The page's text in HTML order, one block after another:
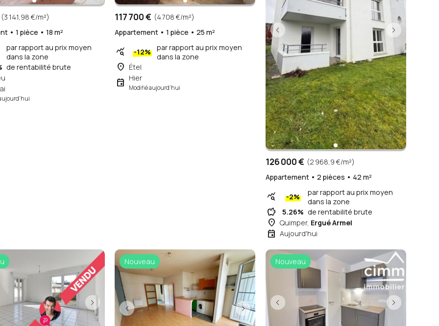
(3 141,98 €/m²)
• 1 pièce • 18 m²
par rapport au prix moyen
dans la zone
de rentabilité brute
117 700 € (4 708 €/m²)
Appartement • 1 pièce • 25 m²
query_stats -12%
par rapport au prix moyen
dans la zone
place Étel
event Hier
Modifié aujourd'hui
126 000 € (2 968,9 €/m²)
Appartement • 2 pièces • 42 m²
query_stats -2%
par rapport au prix moyen
dans la zone
savings 5.26% de rentabilité brute
place Quimper, Ergué Armel
event Aujourd'hui
Nouveau Nouveau